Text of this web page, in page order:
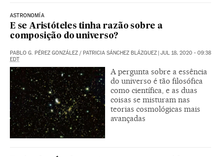
ASTRONOMÍA
E se Aristóteles tinha razão sobre a
composição do universo?
PABLO G. PÉREZ GONZÁLEZ / PATRICIA SÁNCHEZ BLÁZQUEZ | JUL 18, 2020 - 09:38
EDT
A pergunta sobre a essência
do universo é tão filosófica
como científica, e as duas
coisas se misturam nas
teorias cosmológicas mais
avançadas